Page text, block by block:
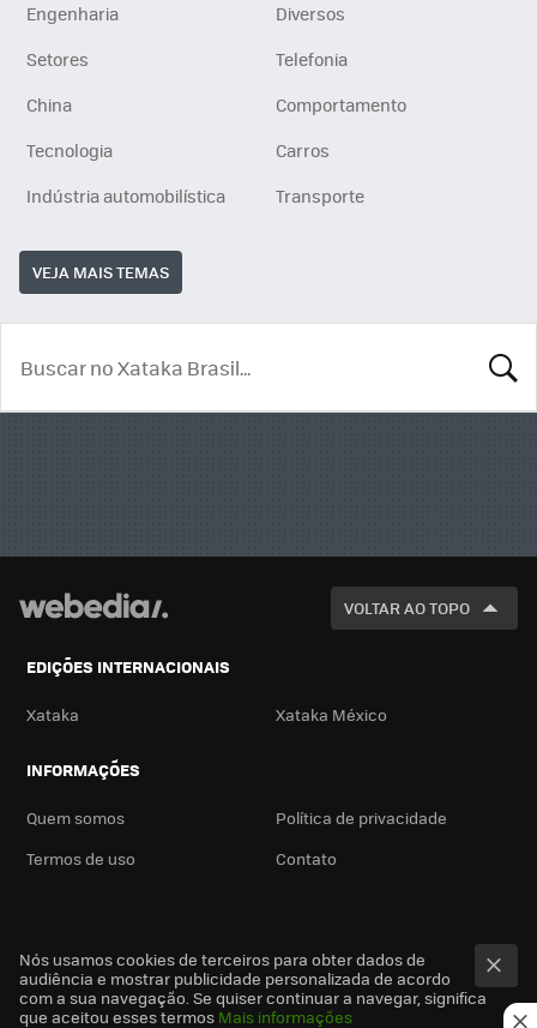
Engenharia
Diversos
Setores
Telefonia
China
Comportamento
Tecnologia
Carros
Indústria automobilística
Transporte
VEJA MAIS TEMAS
VOLTAR AO TOPO
EDIÇÕES INTERNACIONAIS
Xataka Xataka México
INFORMAÇÕES
Quem somos
Política de privacidade
Termos de uso
Contato
Nós usamos cookies de terceiros para obter dados de
audiência e mostrar publicidade personalizada de acordo
com a sua navegação. Se quiser continuar a navegar, significa
que aceitou esses termos Mais informações